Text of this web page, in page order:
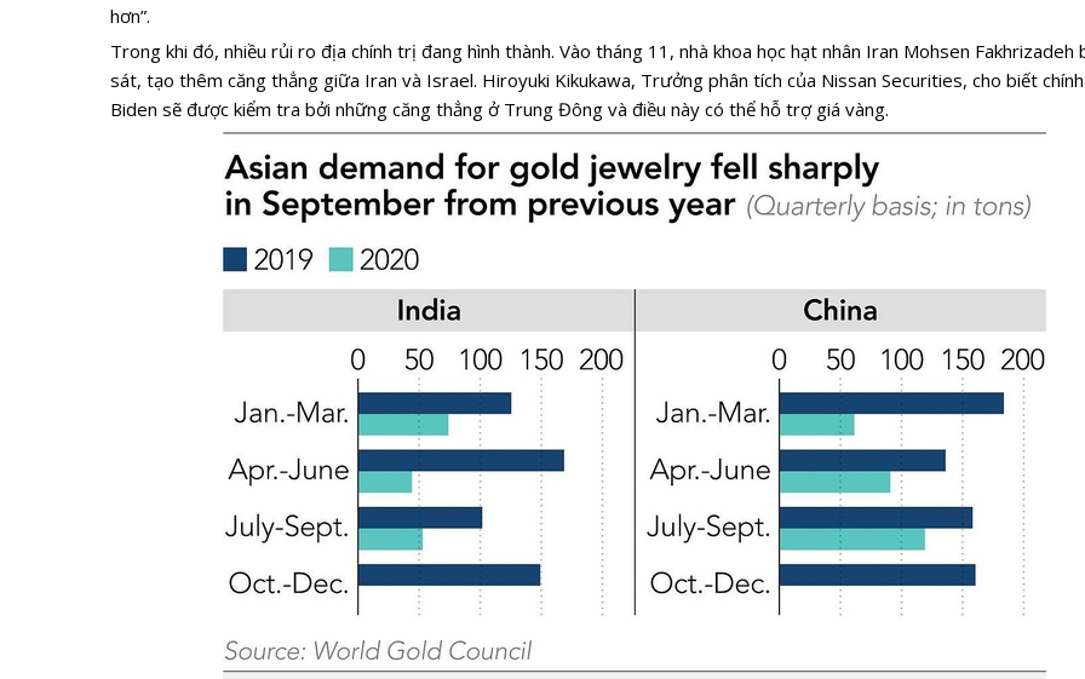
hơn”.
Trong khi đó, nhiều rủi ro địa chính trị đang hình thành. Vào tháng 11, nhà khoa học hạt nhân Iran Mohsen Fakhrizadeh
sát, tạo thêm căng thẳng giữa Iran và Israel. Hiroyuki Kikukawa, Trưởng phân tích của Nissan Securities, cho biết
Biden sẽ được kiểm tra bởi những căng thẳng ở Trung Đông và điều này có thể hỗ trợ giá vàng.